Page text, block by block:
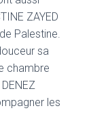
ZAYED
Palestine.
sa
chambre
les